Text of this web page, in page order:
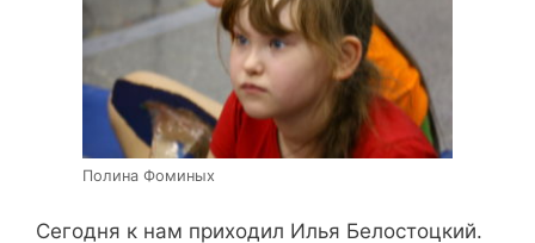
Полина Фоминых
Сегодня к нам приходил Илья Белостоцкий.